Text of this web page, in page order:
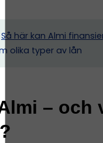
Så här kan Almi
olika typer av lån
– och